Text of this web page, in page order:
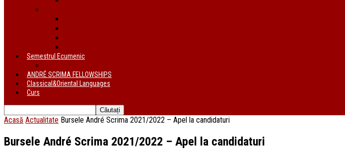
Semestrul Ecumenic
ANDRÉ SCRIMA FELLOWSHIPS
Classical&Oriental Languages
Curs
Acasă Actualitate Bursele André Scrima 2021/2022 – Apel la candidaturi
Bursele André Scrima 2021/2022 – Apel la candidaturi